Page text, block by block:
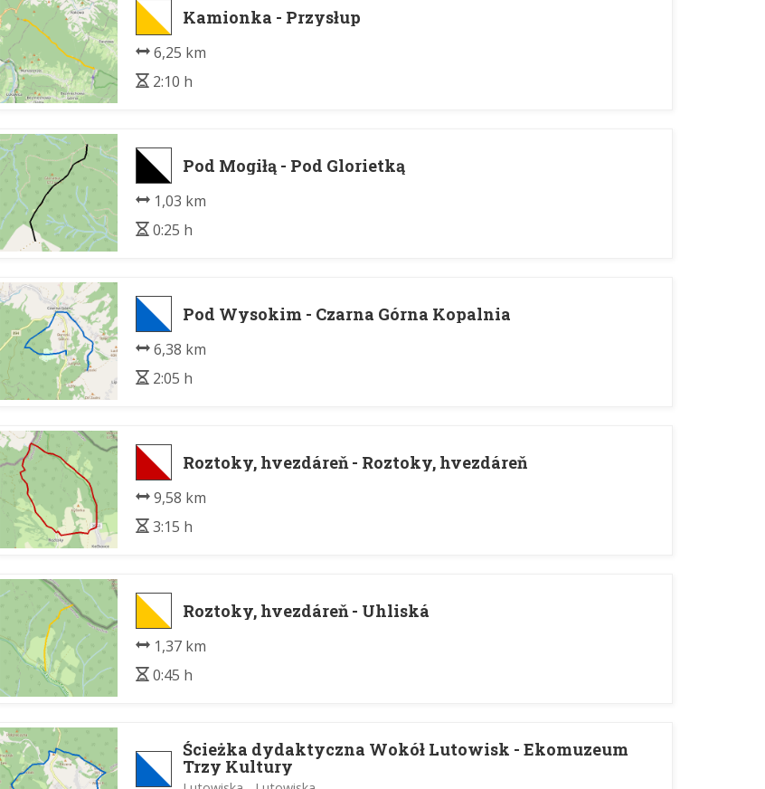
Kamionka - Przysłup
6,25 km
2:10 h
Pod Mogiłą - Pod Glorietką
1,03 km
0:25 h
Pod Wysokim - Czarna Górna Kopalnia
6,38 km
2:05 h
Roztoky, hvezdáreň - Roztoky, hvezdáreň
9,58 km
3:15 h
Roztoky, hvezdáreň - Uhliská
1,37 km
0:45 h
Ścieżka dydaktyczna Wokół Lutowisk - Ekomuzeum
Trzy Kultury